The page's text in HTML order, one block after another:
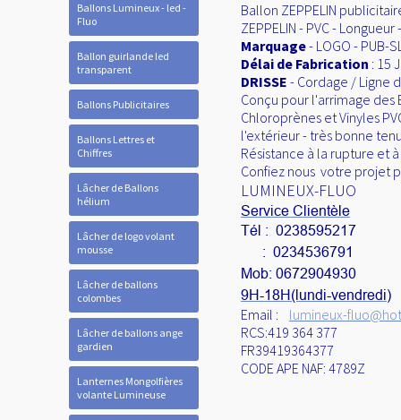
Ballons Lumineux - led -
Fluo
Ballon guirlande led
transparent
Ballons Publicitaires
Ballons Lettres et
Chiffres
Lâcher de Ballons
hélium
Lâcher de logo volant
mousse
Lâcher de ballons
colombes
Lâcher de ballons ange
gardien
Lanternes Mongolfières
volante Lumineuse
Ballon ZEPPELIN
ZEPPELIN - PVC -
Marquage- LOGO - PUB-
Délai de Fabrication : 15
DRISSE - Cordage / Ligne
Conçu pour l'arrimage des
Chloroprènes et Vinyles
l'extérieur - très bonne
Résistance à la rupture et
Confiez nous votre projet
LUMINEUX-FLUO
Service Clientèle
Tél : 0238595217
: 0234536791
Mob: 0672904930
9H-18H(lundi-vendredi)
Email : lumineux-
RCS:419 364 377
FR39419364377
CODE APE NAF: 4789Z